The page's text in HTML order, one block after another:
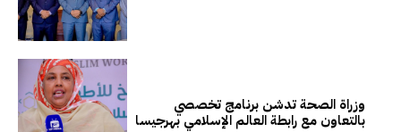
وزراة الصحة تدشن برنامج تخصصي
بالتعاون مع رابطة العالم الإسلامي بهرجيسا